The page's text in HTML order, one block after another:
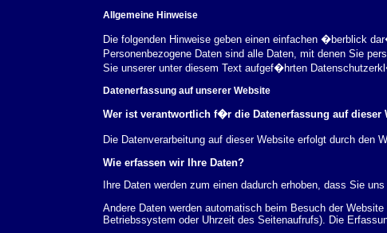
Allgemeine Hinweise
Die folgenden Hinweise geben einen einfachen �berblick
Personenbezogene Daten sind alle Daten, mit denen Sie
Sie unserer unter diesem Text aufgef�hrten
Datenerfassung auf unserer Website
Wer ist verantwortlich f�r die Datenerfassung auf dieser
Die Datenverarbeitung auf dieser Website erfolgt durch den
Wie erfassen wir Ihre Daten?
Ihre Daten werden zum einen dadurch erhoben, dass Sie
Andere Daten werden automatisch beim Besuch der
Betriebssystem oder Uhrzeit des Seitenaufrufs). Die